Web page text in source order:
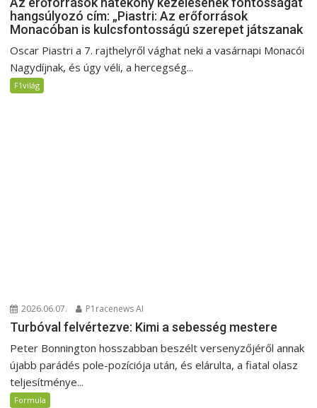
hangsúlyozó cím: „Piastri: Az erőforrások
Monacóban is kulcsfontosságú szerepet játszanak
Oscar Piastri a 7. rajthelyről vághat neki a vasárnapi Monacói
Nagydíjnak, és úgy véli, a hercegség...
F1világ
2026.06.07. P1racenews AI
Turbóval felvértezve: Kimi a sebesség mestere
Peter Bonnington hosszabban beszélt versenyzőjéről annak
újabb parádés pole-pozíciója után, és elárulta, a fiatal olasz
teljesítménye...
Formula